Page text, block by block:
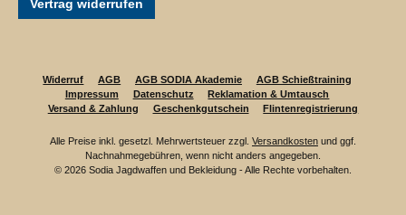
Vertrag widerrufen
Widerruf AGB AGB SODIA Akademie
AGB Schießtraining
Impressum
Datenschutz
Reklamation & Umtausch
Versand & Zahlung
Geschenkgutschein Flintenregistrierung
Alle Preise inkl. gesetzl. Mehrwertsteuer zzgl. Versandkosten und ggf.
Nachnahmegebühren, wenn nicht anders angegeben.
© 2026 Sodia Jagdwaffen und Bekleidung - Alle Rechte vorbehalten.